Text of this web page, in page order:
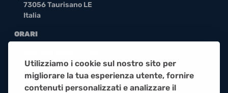
Utilizziamo i cookie sul nostro sito per
migliorare la tua esperienza utente, fornire
contenuti personalizzati e analizzare il
73056 Taurisano LE
Italia
ORARI
Lun-Sab 16:00-20:00